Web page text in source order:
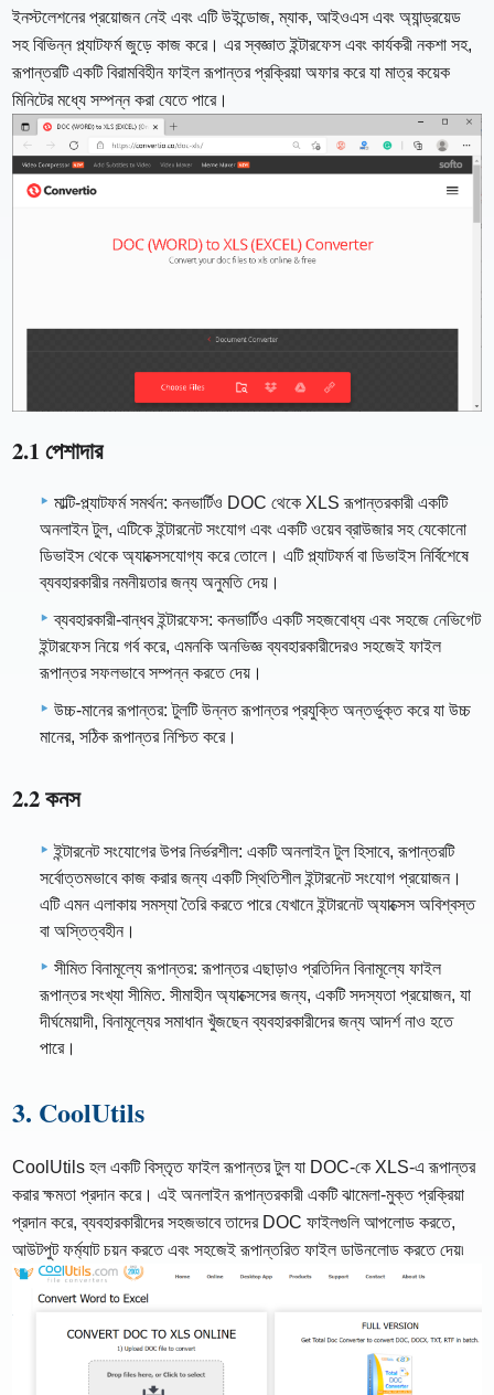
ইনস্টলেশনের প্রয়োজন নেই এবং এটি উইন্ডোজ, ম্যাক, আইওএস এবং অ্যান্ড্রয়েড
সহ বিভিন্ন প্ল্যাটফর্ম জুড়ে কাজ করে। এর স্বজ্ঞাত ইন্টারফেস এবং কার্যকরী নকশা সহ,
রূপান্তরটি একটি বিরামবিহীন ফাইল রূপান্তর প্রক্রিয়া অফার করে যা মাত্র কয়েক
মিনিটের মধ্যে সম্পন্ন করা যেতে পারে।
2.1 পেশাদার
মাল্টি-প্ল্যাটফর্ম সমর্থন: কনভার্টিও DOC থেকে XLS রূপান্তরকারী একটি
অনলাইন টুল, এটিকে ইন্টারনেট সংযোগ এবং একটি ওয়েব ব্রাউজার সহ যেকোনো
ডিভাইস থেকে অ্যাক্সেসযোগ্য করে তোলে। এটি প্ল্যাটফর্ম বা ডিভাইস নির্বিশেষে
ব্যবহারকারীর নমনীয়তার জন্য অনুমতি দেয়।
ব্যবহারকারী-বান্ধব ইন্টারফেস: কনভার্টিও একটি সহজবোধ্য এবং সহজে নেভিগেট
ইন্টারফেস নিয়ে গর্ব করে, এমনকি অনভিজ্ঞ ব্যবহারকারীদেরও সহজেই ফাইল
রূপান্তর সফলভাবে সম্পন্ন করতে দেয়।
উচ্চ-মানের রূপান্তর: টুলটি উন্নত রূপান্তর প্রযুক্তি অন্তর্ভুক্ত করে যা উচ্চ
মানের, সঠিক রূপান্তর নিশ্চিত করে।
2.2 কনস
ইন্টারনেট সংযোগের উপর নির্ভরশীল: একটি অনলাইন টুল হিসাবে, রূপান্তরটি
সর্বোত্তমভাবে কাজ করার জন্য একটি স্থিতিশীল ইন্টারনেট সংযোগ প্রয়োজন।
এটি এমন এলাকায় সমস্যা তৈরি করতে পারে যেখানে ইন্টারনেট অ্যাক্সেস অবিশ্বস্ত
বা অস্তিত্বহীন।
সীমিত বিনামূল্যে রূপান্তর: রূপান্তর এছাড়াও প্রতিদিন বিনামূল্যে ফাইল
রূপান্তর সংখ্যা সীমিত. সীমাহীন অ্যাক্সেসের জন্য, একটি সদস্যতা প্রয়োজন, যা
দীর্ঘমেয়াদী, বিনামূল্যের সমাধান খুঁজছেন ব্যবহারকারীদের জন্য আদর্শ নাও হতে
পারে।
3. CoolUtils
CoolUtils হল একটি বিস্তৃত ফাইল রূপান্তর টুল যা DOC-কে XLS-এ রূপান্তর
করার ক্ষমতা প্রদান করে। এই অনলাইন রূপান্তরকারী একটি ঝামেলা-মুক্ত প্রক্রিয়া
প্রদান করে, ব্যবহারকারীদের সহজভাবে তাদের DOC ফাইলগুলি আপলোড করতে,
আউটপুট ফর্ম্যাট চয়ন করতে এবং সহজেই রূপান্তরিত ফাইল ডাউনলোড করতে দেয়৷